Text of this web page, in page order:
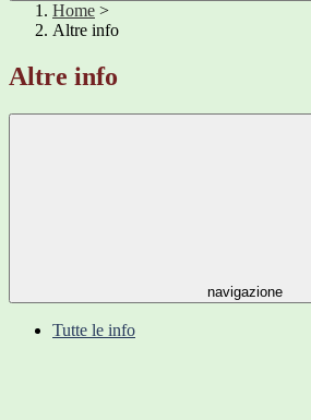
Home >
Altre info
Altre info
navigazione
Tutte le info